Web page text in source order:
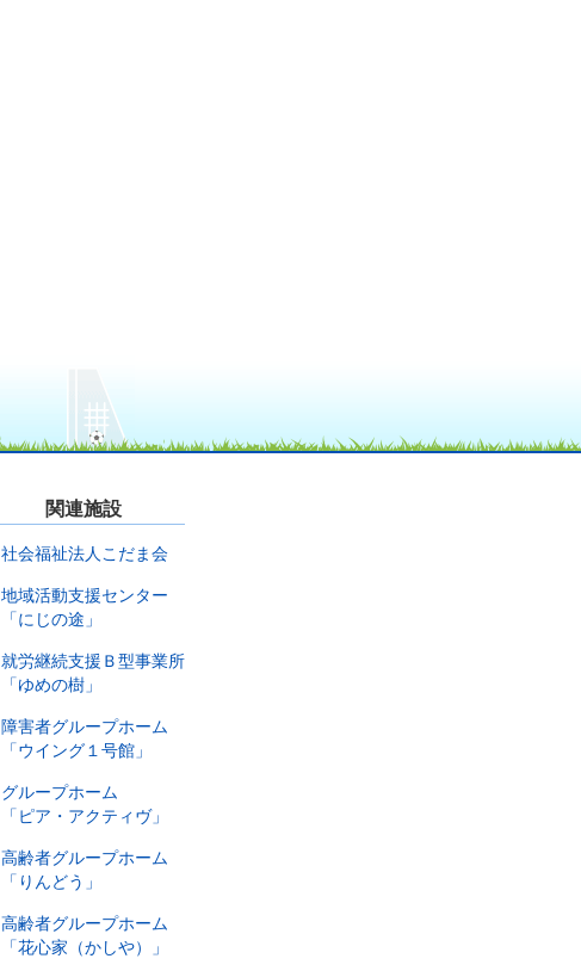
関連施設
社会福祉法人こだま会
地域活動支援センター
「にじの途」
就労継続支援Ｂ型事業所
「ゆめの樹」
障害者グループホーム
「ウイング１号館」
グループホーム
「ピア・アクティヴ」
高齢者グループホーム
「りんどう」
高齢者グループホーム
「花心家（かしや）」